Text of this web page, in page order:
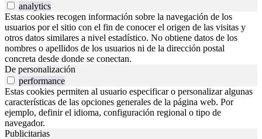
analytics
Estas cookies recogen información sobre la navegación de los
usuarios por el sitio con el fin de conocer el origen de las visitas y
otros datos similares a nivel estadístico. No obtiene datos de los
nombres o apellidos de los usuarios ni de la dirección postal
concreta desde donde se conectan.
De personalización
performance
Estas cookies permiten al usuario especificar o personalizar algunas
características de las opciones generales de la página web. Por
ejemplo, definir el idioma, configuración regional o tipo de
navegador.
Publicitarias